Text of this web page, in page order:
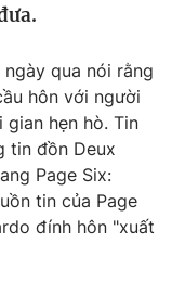
qua nói rằng
hôn với người
hẹn hò. Tin
tin đồn Deux
Page Six:
tin của Page
đính hôn "xuất